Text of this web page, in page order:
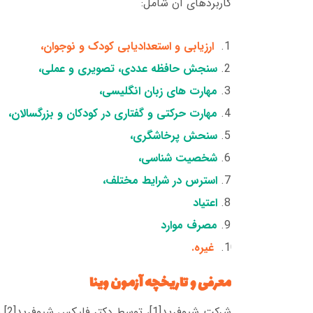
ارزیابی و استعدادیابی کودک و نوجوان،
سنجش حافظه عددی، تصویری و عملی،
مهارت های زبان انگلیسی،
مهارت حرکتی و گفتاری در کودکان و بزرگسالان،
سنحش پرخاشگری،
شخصیت شناسی،
استرس در شرایط مختلف،
اعتیاد
مصرف موارد
غیره.
معرفی و تاریخچه آزمون وینا